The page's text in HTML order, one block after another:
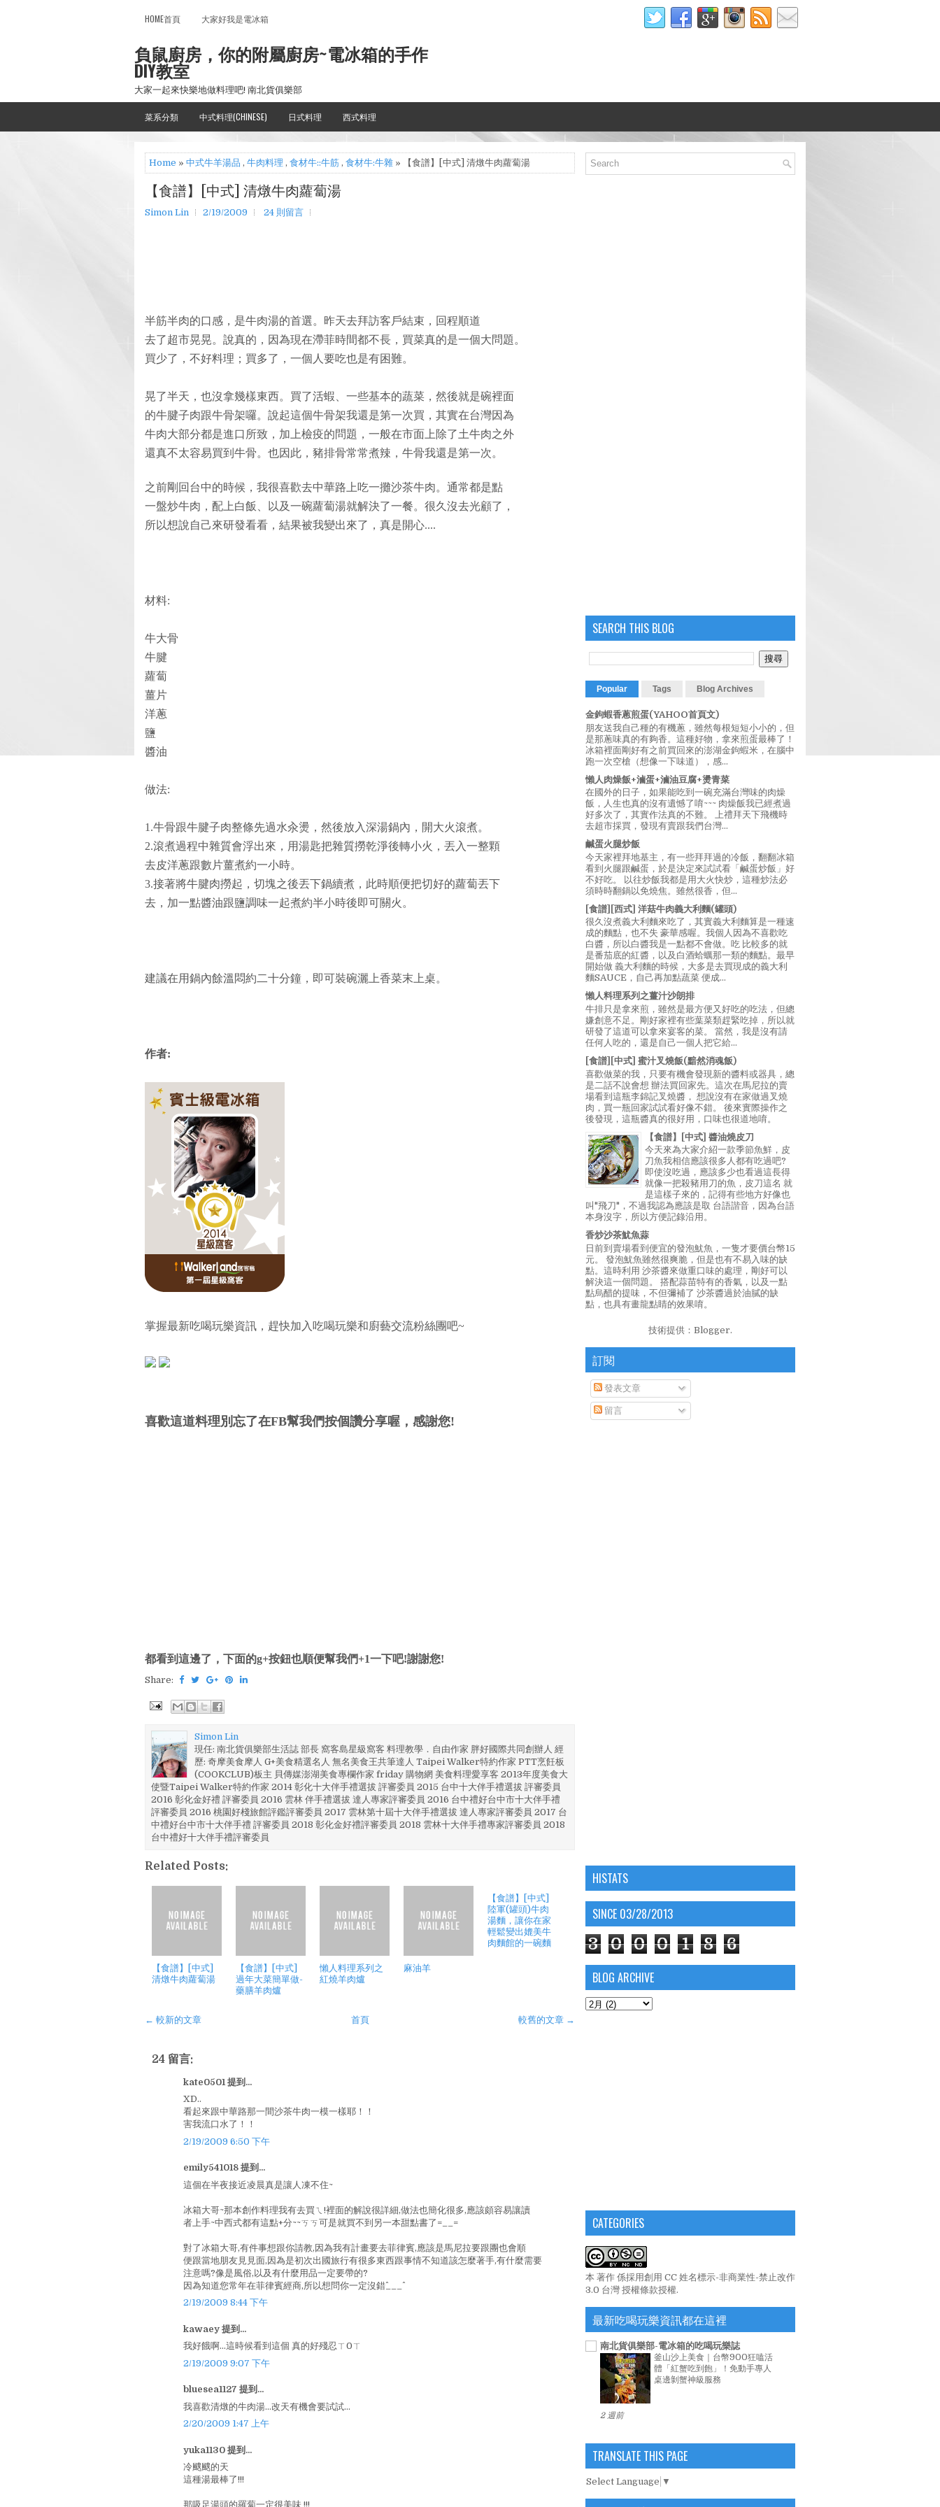
HOME首頁 大家好我是電冰箱
負鼠廚房，你的附屬廚房~電冰箱的手作
DIY教室
大家一起來快樂地做料理吧! 南北貨俱樂部
菜系分類 中式料理(CHINESE) 日式料理 西式料理
Home » 中式牛羊湯品 , 牛肉料理 , 食材牛::牛筋 , 食材牛:牛雜 » 【食譜】[中式] 清燉牛肉蘿蔔湯
【食譜】[中式] 清燉牛肉蘿蔔湯
Simon Lin 2/19/2009 24 則留言
半筋半肉的口感，是牛肉湯的首選。昨天去拜訪客戶結束，回程順道
去了超市晃晃。說真的，因為現在滯菲時間都不長，買菜真的是一個大問題。
買少了，不好料理；買多了，一個人要吃也是有困難。
晃了半天，也沒拿幾樣東西。買了活蝦、一些基本的蔬菜，然後就是碗裡面
的牛腱子肉跟牛骨架囉。說起這個牛骨架我還是第一次買，其實在台灣因為
牛肉大部分都是進口所致，加上檢疫的問題，一般在市面上除了土牛肉之外
還真不太容易買到牛骨。也因此，豬排骨常常煮辣，牛骨我還是第一次。
之前剛回台中的時候，我很喜歡去中華路上吃一攤沙茶牛肉。通常都是點
一盤炒牛肉，配上白飯、以及一碗蘿蔔湯就解決了一餐。很久沒去光顧了，
所以想說自己來研發看看，結果被我變出來了，真是開心....
材料:
牛大骨
牛腱
蘿蔔
薑片
洋蔥
鹽
醬油
做法:
1.牛骨跟牛腱子肉整條先過水汆燙，然後放入深湯鍋內，開大火滾煮。
2.滾煮過程中雜質會浮出來，用湯匙把雜質撈乾淨後轉小火，丟入一整顆
去皮洋蔥跟數片薑煮約一小時。
3.接著將牛腱肉撈起，切塊之後丟下鍋續煮，此時順便把切好的蘿蔔丟下
去，加一點醬油跟鹽調味一起煮約半小時後即可關火。
建議在用鍋內餘溫悶約二十分鐘，即可裝碗灑上香菜末上桌。
作者:
掌握最新吃喝玩樂資訊，趕快加入吃喝玩樂和廚藝交流粉絲團吧~
喜歡這道料理別忘了在FB幫我們按個讚分享喔，感謝您!
都看到這邊了，下面的g+按鈕也順便幫我們+1一下吧!謝謝您!
Share:
Simon Lin
現任: 南北貨俱樂部生活誌 部長 窩客島星級窩客 料理教學．自由作家 胖好國際共同創辦人 經
歷: 奇摩美食摩人 G+美食精選名人 無名美食王共筆達人 Taipei Walker特約作家 PTT烹飪板
(COOKCLUB)板主 貝傳媒澎湖美食專欄作家 friday 購物網 美食料理愛享客 2013年度美食大
使暨Taipei Walker特約作家 2014 彰化十大伴手禮選拔 評審委員 2015 台中十大伴手禮選拔 評審委員
2016 彰化金好禮 評審委員 2016 雲林 伴手禮選拔 達人專家評審委員 2016 台中禮好台中市十大伴手禮
評審委員 2016 桃園好棧旅館評鑑評審委員 2017 雲林第十屆十大伴手禮選拔 達人專家評審委員 2017 台
中禮好台中市十大伴手禮 評審委員 2018 彰化金好禮評審委員 2018 雲林十大伴手禮專家評審委員 2018
台中禮好十大伴手禮評審委員
Related Posts:
【食譜】[中式]
清燉牛肉蘿蔔湯
【食譜】[中式]
過年大菜簡單做-
藥膳羊肉爐
懶人料理系列之
紅燒羊肉爐
麻油羊
【食譜】[中式]
陸軍(罐頭)牛肉
湯麵，讓你在家
輕鬆變出媲美牛
肉麵館的一碗麵
← 較新的文章 較舊的文章 →
首頁
24 留言:
kate0501 提到...
XD..
看起來跟中華路那一間沙茶牛肉一模一樣耶！！
害我流口水了！！
2/19/2009 6:50 下午
emily541018 提到...
這個在半夜接近凌晨真是讓人凍不住~
冰箱大哥~那本創作料理我有去買ㄟ!裡面的解說很詳細,做法也簡化很多,應該頗容易讓讀
者上手~中西式都有這點+分~~ㄎㄎ可是就買不到另一本甜點書了=__=
對了冰箱大哥,有件事想跟你請教,因為我有計畫要去菲律賓,應該是馬尼拉要跟團也會順
便跟當地朋友見見面,因為是初次出國旅行有很多東西跟事情不知道該怎麼著手,有什麼需要
注意嗎?像是風俗,以及有什麼用品一定要帶的?
因為知道您常年在菲律賓經商,所以想問你一定沒錯^___^
2/19/2009 8:44 下午
kawaey 提到...
我好餓啊...這時候看到這個 真的好殘忍ㄒ0ㄒ
2/19/2009 9:07 下午
bluesea1127 提到...
我喜歡清燉的牛肉湯...改天有機會要試試...
2/20/2009 1:47 上午
yuka1130 提到...
冷颼颼的天
這種湯最棒了!!!
那吸足湯頭的羅蔔一定很美味 !!!
SEARCH THIS BLOG
Popular Tags Blog Archives
金鉤蝦香蔥煎蛋(YAHOO首頁文)
朋友送我自己種的有機蔥，雖然每根短短小小的，但
是那蔥味真的有夠香。這種好物，拿來煎蛋最棒了！
冰箱裡面剛好有之前買回來的澎湖金鉤蝦米，在腦中
跑一次空槍（想像一下味道），感...
懶人肉燥飯+滷蛋+滷油豆腐+燙青菜
在國外的日子，如果能吃到一碗充滿台灣味的肉燥
飯，人生也真的沒有遺憾了唷~~~ 肉燥飯我已經煮過
好多次了，其實作法真的不難。 上禮拜天下飛機時
去超市採買，發現有賣跟我們台灣...
鹹蛋火腿炒飯
今天家裡拜地基主，有一些拜拜過的冷飯，翻翻冰箱
看到火腿跟鹹蛋，於是決定來試試看「鹹蛋炒飯」好
不好吃。 以往炒飯我都是用大火快炒，這種炒法必
須時時翻鍋以免燒焦。雖然很香，但...
[食譜][西式] 洋菇牛肉義大利麵(罐頭)
很久沒煮義大利麵來吃了，其實義大利麵算是一種速
成的麵點，也不失 豪華感喔。我個人因為不喜歡吃
白醬，所以白醬我是一點都不會做。吃 比較多的就
是番茄底的紅醬，以及白酒蛤蠣那一類的麵點。最早
開始做 義大利麵的時候，大多是去買現成的義大利
麵SAUCE，自己再加點蔬菜 便成...
懶人料理系列之薑汁沙朗排
牛排只是拿來煎，雖然是最方便又好吃的吃法，但總
嫌創意不足。剛好家裡有些葉菜類趕緊吃掉，所以就
研發了這道可以拿來宴客的菜。 當然，我是沒有請
任何人吃的，還是自己一個人把它給...
[食譜][中式] 蜜汁叉燒飯(黯然消魂飯)
喜歡做菜的我，只要有機會發現新的醬料或器具，總
是二話不說會想 辦法買回家先。這次在馬尼拉的賣
場看到這瓶李錦記叉燒醬， 想說沒有在家做過叉燒
肉，買一瓶回家試試看好像不錯。 後來實際操作之
後發現，這瓶醬真的很好用，口味也很道地唷。
【食譜】[中式] 醬油燒皮刀
今天來為大家介紹一款季節魚鮮，皮
刀魚我相信應該很多人都有吃過吧?
即使沒吃過，應該多少也看過這長得
就像一把殺豬用刀的魚，皮刀這名 就
是這樣子來的，記得有些地方好像也
叫"飛刀"，不過我認為應該是取 台語諧音，因為台語
本身沒字，所以方便記錄沿用。
香炒沙茶魷魚蒜
日前到賣場看到便宜的發泡魷魚，一隻才要價台幣15
元。 發泡魷魚雖然很爽脆，但是也有不易入味的缺
點。這時利用 沙茶醬來做重口味的處理，剛好可以
解決這一個問題。 搭配蒜苗特有的香氣，以及一點
點烏醋的提味，不但彌補了 沙茶醬過於油膩的缺
點，也具有畫龍點睛的效果唷。
技術提供： Blogger.
訂閱
發表文章
留言
HISTATS
SINCE 03/28/2013
3 0 0 0 1 8 6
BLOG ARCHIVE
CATEGORIES
本 著作 係採用創用 CC 姓名標示-非商業性-禁止改作
3.0 台灣 授權條款授權.
最新吃喝玩樂資訊都在這裡
南北貨俱樂部-電冰箱的吃喝玩樂誌
釜山沙上美食｜台幣900狂嗑活
體「紅蟹吃到飽」！免動手專人
桌邊剝蟹神級服務
2 週前
TRANSLATE THIS PAGE
Select Language ▼